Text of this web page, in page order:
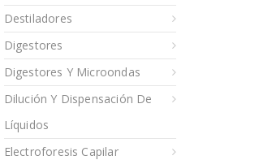
Destiladores
Digestores
Digestores Y Microondas
Dilución Y Dispensación De
Líquidos
Electroforesis Capilar